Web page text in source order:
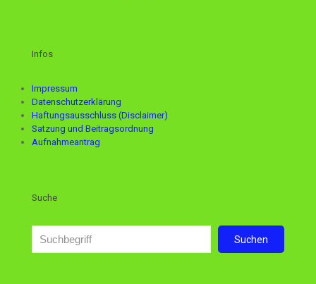
Infos
Impressum
Datenschutzerklärung
Haftungsausschluss (Disclaimer)
Satzung und Beitragsordnung
Aufnahmeantrag
Suche
Suchen Suchen